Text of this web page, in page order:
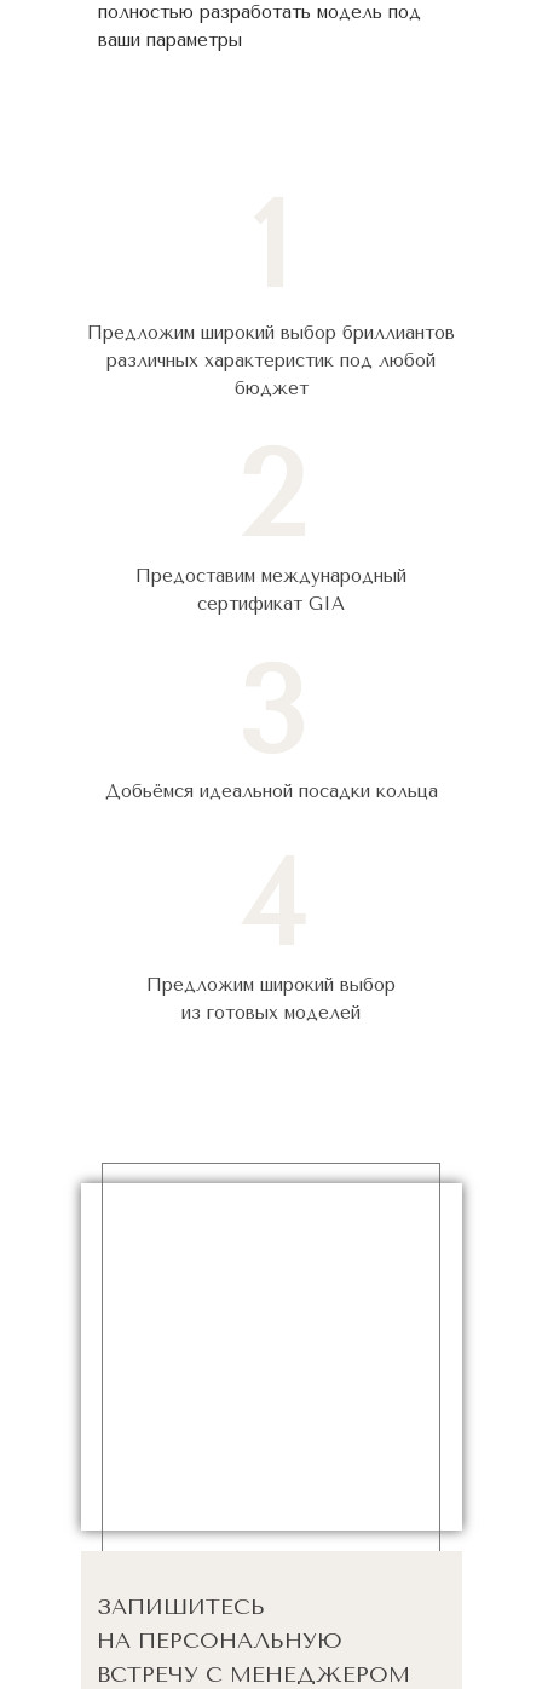
полностью разработать модель под
ваши параметры
Предложим широкий выбор бриллиантов
различных характеристик под любой
бюджет
Предоставим международный
сертификат GIA
Добьёмся идеальной посадки кольца
Предложим широкий выбор
из готовых моделей
ЗАПИШИТЕСЬ
НА ПЕРСОНАЛЬНУЮ
ВСТРЕЧУ С МЕНЕДЖЕРОМ